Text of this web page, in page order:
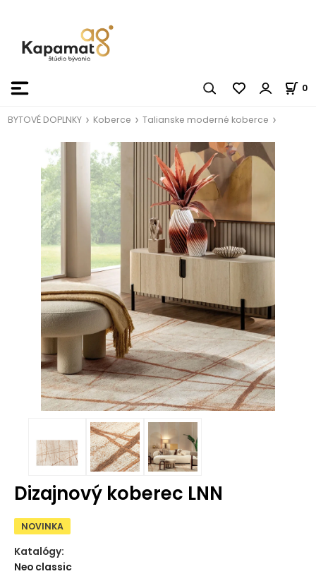
0
BYTOVÉ DOPLNKY Koberce Talianske moderné koberce
Dizajnový koberec LNN
NOVINKA
Katalógy:
Neo classic